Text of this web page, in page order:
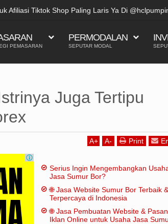
Laris Ya Di @hclpumpindonesia 2025
PEMASARAN
PERMODALAN
SEPUTAR MODAL
Juga Tertipu
A+ A- Print
Serius Ingin Mengembangkan
Jasa Sumur Bor?
🌐 Jasa Website Sumur Bor Terbaik &
Terpercaya di Indonesia
🌐 Jasa Pembuatan Website &
Iklan Online untuk Usaha Jasa